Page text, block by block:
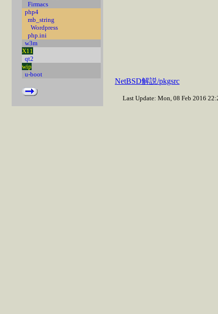
Firmacs
php4
mb_string
Wordpress
php.ini
w3m
X11
qt2
wip
u-boot
NetBSD解説/pkgsrc
Last Update: Mon, 08 Feb 2016